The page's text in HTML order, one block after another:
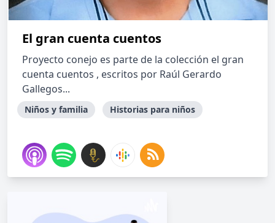
El gran cuenta cuentos
Proyecto conejo es parte de la colección el gran
cuenta cuentos , escritos por Raúl Gerardo
Gallegos...
Niños y familia Historias para niños